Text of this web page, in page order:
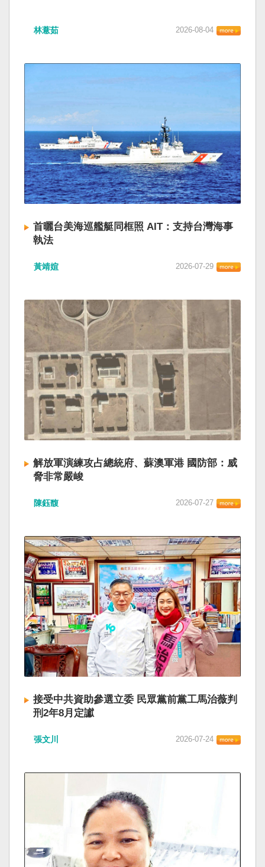
林薏茹 2026-08-04
首曬台美海巡艦艇同框照 AIT：支持台灣海事
執法
黃靖媗 2026-07-29
解放軍演練攻占總統府、蘇澳軍港 國防部：威
脅非常嚴峻
陳鈺馥 2026-07-27
接受中共資助參選立委 民眾黨前黨工馬治薇判
刑2年8月定讞
張文川 2026-07-24